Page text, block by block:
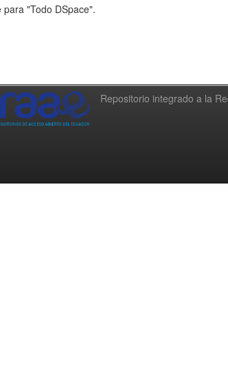
"Todo DSpace".
Repositorio integrado a la